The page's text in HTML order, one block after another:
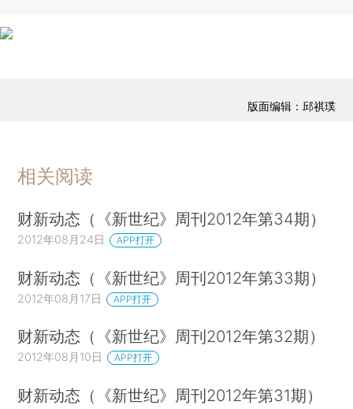
版面编辑：邱祺璞
相关阅读
财新动态（《新世纪》周刊2012年第34期）
2012年08月24日 APP打开
财新动态（《新世纪》周刊2012年第33期）
2012年08月17日 APP打开
财新动态（《新世纪》周刊2012年第32期）
2012年08月10日 APP打开
财新动态（《新世纪》周刊2012年第31期）